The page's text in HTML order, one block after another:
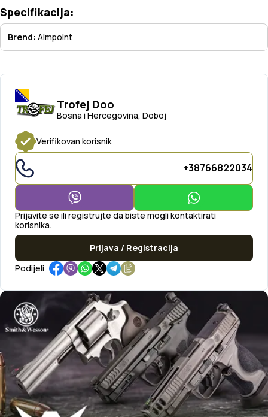
Trofej Doo
Bosna i Hercegovina, Doboj
Verifikovan korisnik
+38766822034
Prijavite se ili registrujte da biste mogli kontaktirati
korisnika.
Prijava / Registracija
Podijeli
Specifikacija:
Brend: Aimpoint